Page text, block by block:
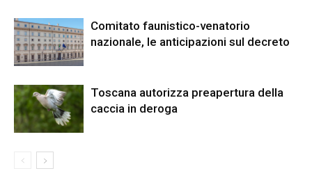
Comitato faunistico-venatorio
nazionale, le anticipazioni sul decreto
Toscana autorizza preapertura della
caccia in deroga